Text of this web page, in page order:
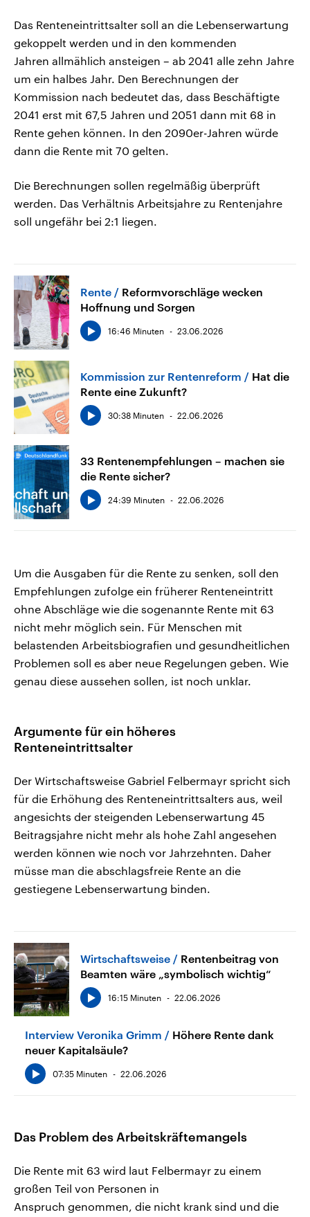
Das Renteneintrittsalter soll an die Lebenserwartung
gekoppelt werden und in den kommenden
Jahren allmählich ansteigen – ab 2041 alle zehn Jahre
um ein halbes Jahr. Den Berechnungen der
Kommission nach bedeutet das, dass Beschäftigte
2041 erst mit 67,5 Jahren und 2051 dann mit 68 in
Rente gehen können. In den 2090er-Jahren würde
dann die Rente mit 70 gelten.
Die Berechnungen sollen regelmäßig überprüft
werden. Das Verhältnis Arbeitsjahre zu Rentenjahre
soll ungefähr bei 2:1 liegen.
Rente
Reformvorschläge wecken
Hoffnung und Sorgen
16:46 Minuten 23.06.2026
Kommission zur Rentenreform
Hat die
Rente eine Zukunft?
30:38 Minuten 22.06.2026
33 Rentenempfehlungen – machen sie
die Rente sicher?
24:39 Minuten 22.06.2026
Um die Ausgaben für die Rente zu senken, soll den
Empfehlungen zufolge ein früherer Renteneintritt
ohne Abschläge wie die sogenannte Rente mit 63
nicht mehr möglich sein. Für Menschen mit
belastenden Arbeitsbiografien und gesundheitlichen
Problemen soll es aber neue Regelungen geben. Wie
genau diese aussehen sollen, ist noch unklar.
Argumente für ein höheres
Renteneintrittsalter
Der Wirtschaftsweise Gabriel Felbermayr spricht sich
für die Erhöhung des Renteneintrittsalters aus, weil
angesichts der steigenden Lebenserwartung 45
Beitragsjahre nicht mehr als hohe Zahl angesehen
werden können wie noch vor Jahrzehnten. Daher
müsse man die abschlagsfreie Rente an die
gestiegene Lebenserwartung binden.
Wirtschaftsweise
Rentenbeitrag von
Beamten wäre „symbolisch wichtig“
16:15 Minuten 22.06.2026
Interview Veronika Grimm
Höhere Rente dank
neuer Kapitalsäule?
07:35 Minuten 22.06.2026
Das Problem des Arbeitskräftemangels
Die Rente mit 63 wird laut Felbermayr zu einem
großen Teil von Personen in
Anspruch genommen, die nicht krank sind und die